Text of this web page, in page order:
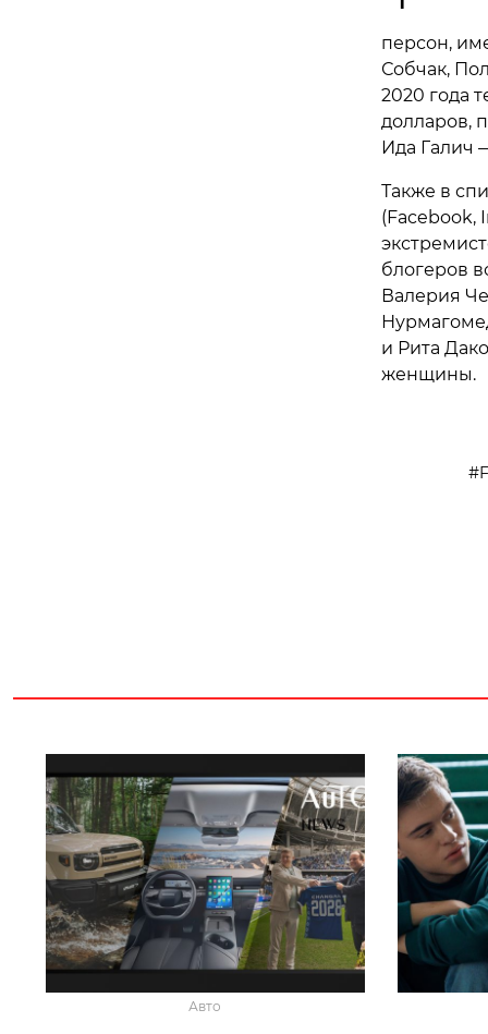
персон,
Собчак,
2020 года
долларов,
Ида Галич
Также в
(Facebook,
блогеров
Валерия
и Рита
женщины.
Авто